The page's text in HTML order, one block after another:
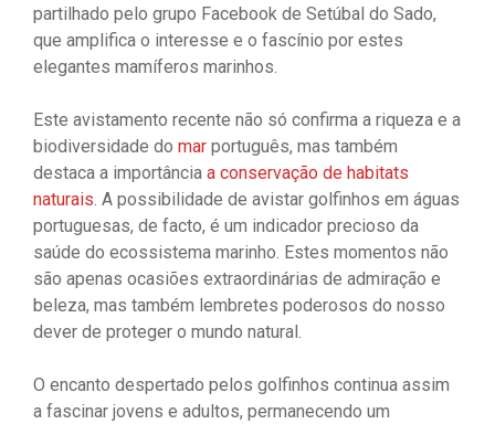
partilhado pelo grupo Facebook de Setúbal do Sado,
que amplifica o interesse e o fascínio por estes
elegantes mamíferos marinhos.
Este avistamento recente não só confirma a riqueza e a
biodiversidade do mar português, mas também
destaca a importância a conservação de habitats
naturais. A possibilidade de avistar golfinhos em águas
portuguesas, de facto, é um indicador precioso da
saúde do ecossistema marinho. Estes momentos não
são apenas ocasiões extraordinárias de admiração e
beleza, mas também lembretes poderosos do nosso
dever de proteger o mundo natural.
O encanto despertado pelos golfinhos continua assim
a fascinar jovens e adultos, permanecendo um